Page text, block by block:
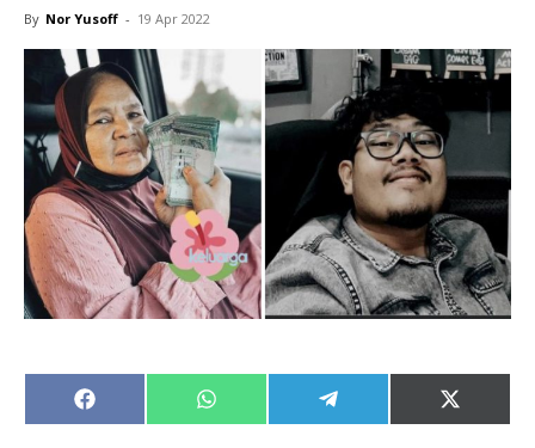
By Nor Yusoff - 19 Apr 2022
Share
on
Share
on
Share
on
Share
on